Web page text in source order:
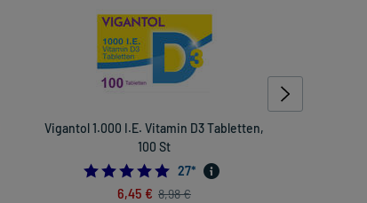
Vigantol 1.000 I.E. Vitamin D3 Tabletten,
100 St
4.962962962962963
27*
6,45 € 8,98 €